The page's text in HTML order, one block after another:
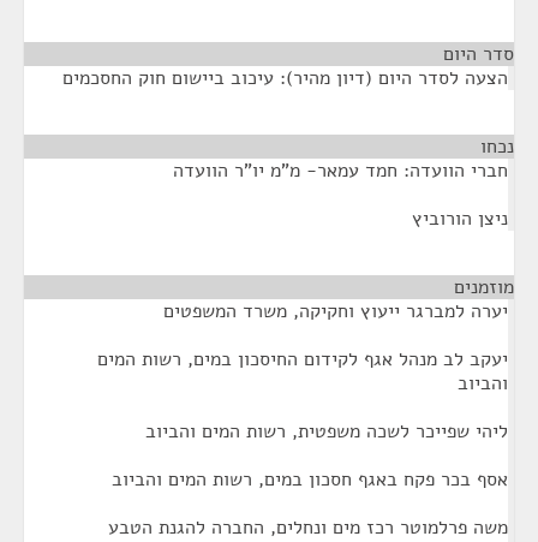
סדר היום
הצעה לסדר היום (דיון מהיר): עיכוב ביישום חוק החסכמים
נכחו
חברי הוועדה: חמד עמאר- מ"מ יו"ר הוועדה
ניצן הורוביץ
מוזמנים
יערה למברגר ייעוץ וחקיקה, משרד המשפטים
יעקב לב מנהל אגף לקידום החיסכון במים, רשות המים
והביוב
ליהי שפייכר לשכה משפטית, רשות המים והביוב
אסף בכר פקח באגף חסכון במים, רשות המים והביוב
משה פרלמוטר רכז מים ונחלים, החברה להגנת הטבע